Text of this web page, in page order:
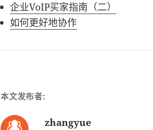
企业VoIP买家指南（二）
如何更好地协作
本文发布者:
zhangyue